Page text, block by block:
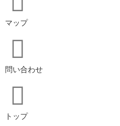
マップ
問い合わせ
トップ